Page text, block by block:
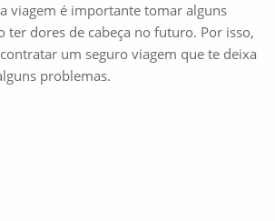
viagem é importante tomar alguns
ter dores de cabeça no futuro. Por isso,
um seguro viagem que te deixa
problemas.